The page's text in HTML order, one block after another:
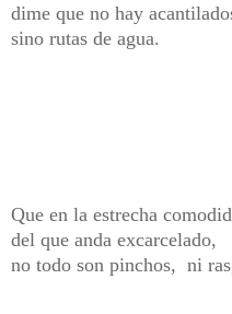
dime que no hay
sino rutas de agua.
Que en la estrecha
del que anda excarcelado,
no todo son pinchos, ni